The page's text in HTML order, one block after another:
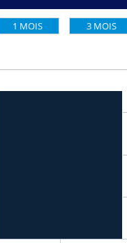
1 MOIS 3 MOIS